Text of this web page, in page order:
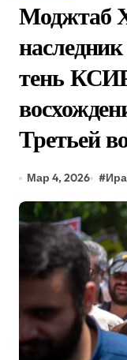
Моджтаб
тень
Третьей
Мар 4, 2026 #